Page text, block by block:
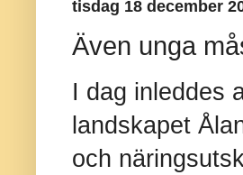
tisdag 18 december
Även unga
I dag inleddes
landskapet
och